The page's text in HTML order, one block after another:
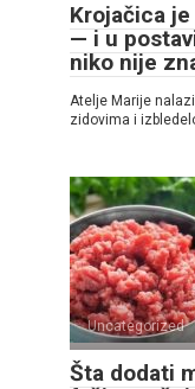
Krojačica
— i u
niko nije
Atelje Marije
zidovima i
Uncategorized
Šta dodati